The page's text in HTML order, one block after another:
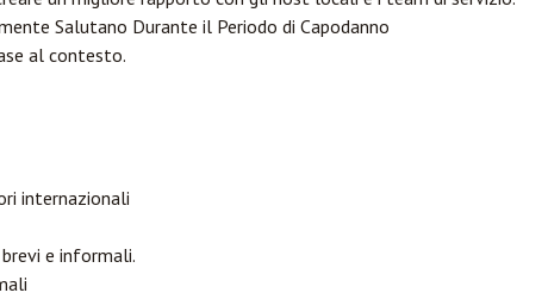
Salutano Durante il Periodo di Capodanno
al contesto.
internazionali
e informali.